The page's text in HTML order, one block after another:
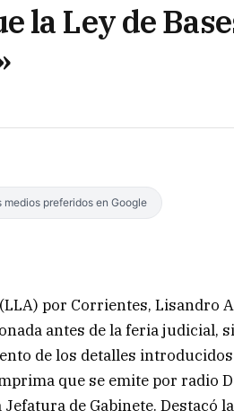
la Ley de
medios preferidos en Google
por Corrientes, Lisandro
antes de la feria judicial,
de los detalles introducidos
que se emite por radio
de Gabinete. Destacó